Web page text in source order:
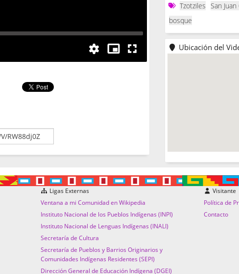
Tzotziles San
bosque
Ubicación del
Ligas Externas
Ventana a mi Comunidad en Wikipedia
Instituto Nacional de los Pueblos Indígenas (INPI)
Instituto Nacional de Lenguas Indígenas (INALI)
Secretaría de Cultura
Secretaría de Pueblos y Barrios Originarios y
Comunidades Indígenas Residentes (SEPI)
Dirección General de Educación Indígena (DGEI)
Visitante
Política de
Contacto